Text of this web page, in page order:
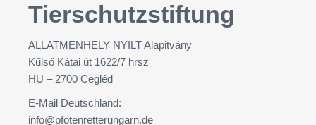
Tierschutzstiftung
ALLATMENHELY NYILT Alapitvány
Kűlső Kátai út 1622/7 hrsz
HU – 2700 Cegléd
E-Mail Deutschland:
info@pfotenretterungarn.de